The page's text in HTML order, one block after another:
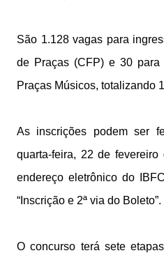
São 1.128 vagas para
de Praças (CFP) e 30
Praças Músicos, totalizando
As inscrições podem ser
quarta-feira, 22 de
endereço eletrônico do IBFC
“Inscrição e 2ª via do Boleto”.
O concurso terá sete